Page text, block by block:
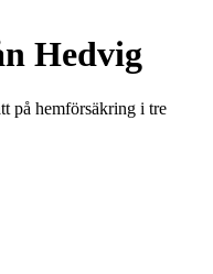
Hedvig
på hemförsäkring i tre